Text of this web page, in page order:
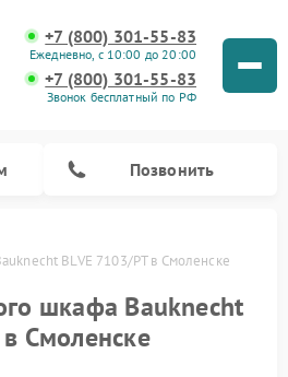
+7 (800) 301-55-83
Ежедневно, с 10:00 до 20:00
+7 (800) 301-55-83
Звонок бесплатный по РФ
Позвонить
BLVE 7103/PT в Смоленске
шкафа Bauknecht
Смоленске